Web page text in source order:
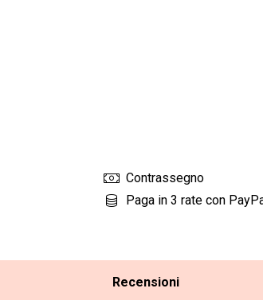
Contrassegno
Paga in 3 rate con
Recensioni